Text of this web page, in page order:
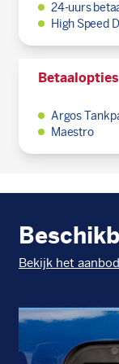
24-uurs
High Speed
Betaalopties
Argos
Maestro
Bekijk het